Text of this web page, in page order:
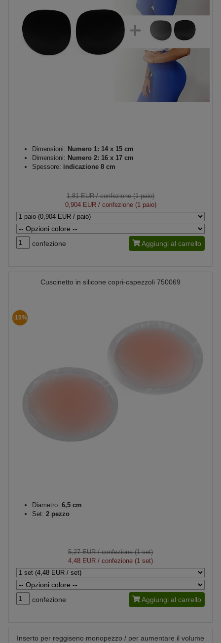
Dimensioni: Numero 1: 14 x 15 cm
Dimensioni: Numero 2: 16 x 17 cm
Spessore: indicazione 8 cm
1,81 EUR/ confezione (1 paio)
0,904 EUR/ confezione (1 paio)
confezione Aggiungi al carrello
Cuscinetto in silicone copri-capezzoli 750069
-15%
Diametro: 6,5 cm
Set: 2 pezzo
5,27 EUR/ confezione (1 set)
4,48 EUR / confezione (1 set)
confezione Aggiungi al carrello
Inserto per reggiseno monopezzo / per aumentare il volume